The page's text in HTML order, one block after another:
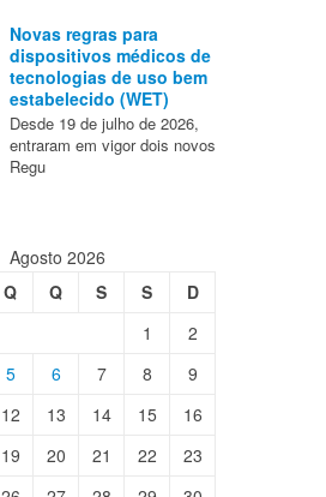
Novas regras para
dispositivos médicos de
tecnologias de uso bem
estabelecido (WET)
Desde 19 de julho de 2026,
entraram em vigor dois novos
Regu
Agosto 2026
Q Q S S
D
1
2
5 6 7 8
9
12 13 14 15
16
19 20 21 22
23